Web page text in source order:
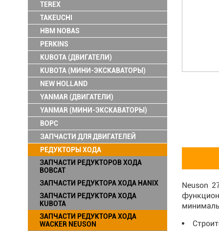
TEREX
TAKEUCHI
HBM NOBAS
PERKINS
KUBOTA (ДВИГАТЕЛИ)
KUBOTA (МИНИ-ЭКСКАВАТОРЫ)
NEW HOLLAND
YANMAR (ДВИГАТЕЛИ)
YANMAR (МИНИ-ЭКСКАВАТОРЫ)
ВОРС
ЗАПЧАСТИ ДЛЯ ДВИГАТЕЛЕЙ
РЕДУКТОРЫ ХОДА
ЗАПЧАСТИ РЕДУКТОРОВ ХОДА
BOBCAT
ЗАПЧАСТИ РЕДУКТОРА ХОДА HANIX
ЗАПЧАСТИ РЕДУКТОРА ХОДА
KUBOTA
ЗАПЧАСТИ РЕДУКТОРА ХОДА
WACKER NEUSON
Neuson